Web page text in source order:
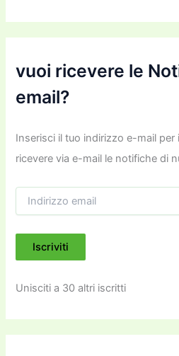
vuoi ricevere le
email?
Inserisci il tuo indirizzo e-mail
ricevere via e-mail le notifiche di
i
i
z
e
m
Iscriviti
Unisciti a 30 altri iscritti